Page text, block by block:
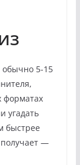
5-15
форматах
угадать
быстрее
—